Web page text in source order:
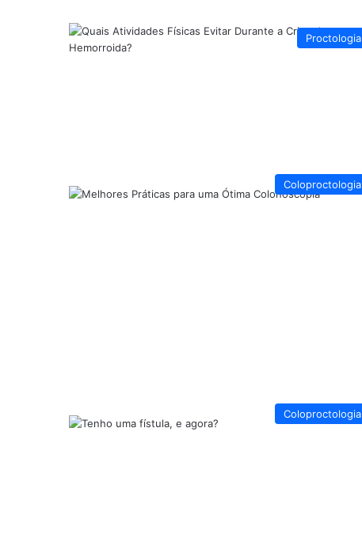
Proctologia
Coloproctologia
Coloproctologia